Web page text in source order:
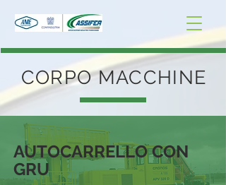
CORPO MACCHINE
AUTOCARRELLO CON
GRU